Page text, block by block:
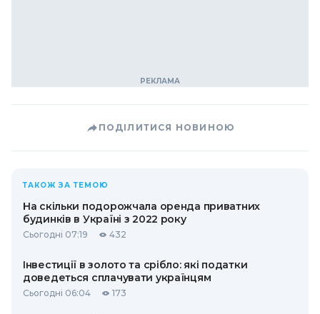
ПОДІЛИТИСЯ НОВИНОЮ
ТАКОЖ ЗА ТЕМОЮ
На скільки подорожчала оренда приватних
будинків в Україні з 2022 року
Сьогодні 07:19 432
Інвестиції в золото та срібло: які податки
доведеться сплачувати українцям
Сьогодні 06:04 173